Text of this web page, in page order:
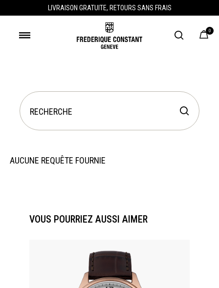
LIVRAISON GRATUITE, RETOURS SANS FRAIS
0
AUCUNE REQUÊTE FOURNIE
VOUS POURRIEZ AUSSI AIMER